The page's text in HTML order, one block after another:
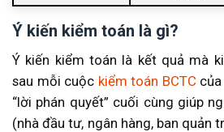
Ý kiến kiểm toán là gì?
Ý kiến kiểm toán là kết quả mà
sau mỗi cuộc kiểm toán BCTC
“lời phán quyết” cuối cùng giúp
(nhà đầu tư, ngân hàng, ban quản